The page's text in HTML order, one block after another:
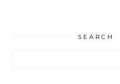
SEARCH